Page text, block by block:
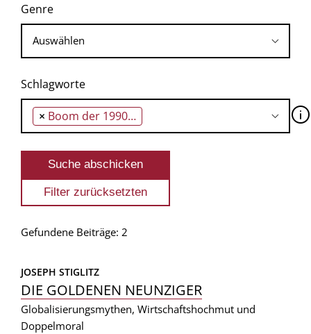
Genre
Schlagworte
× Boom der 1990er Jahre 🛈
Gefundene Beiträge: 2
JOSEPH STIGLITZ
DIE GOLDENEN NEUNZIGER
Globalisierungsmythen, Wirtschaftshochmut und
Doppelmoral